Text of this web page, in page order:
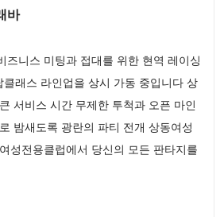
바
즈니스 미팅과 접대를 위한 현역 레이싱
래스 라인업을 상시 가동 중입니다 상
서비스 시간 무제한 투척과 오픈 마인
밤새도록 광란의 파티 전개 상동여성
성전용클럽에서 당신의 모든 판타지를